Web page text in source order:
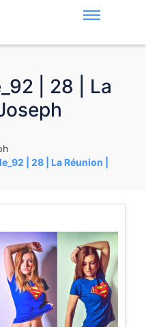
| 28 | La
| 28 | La Réunion |